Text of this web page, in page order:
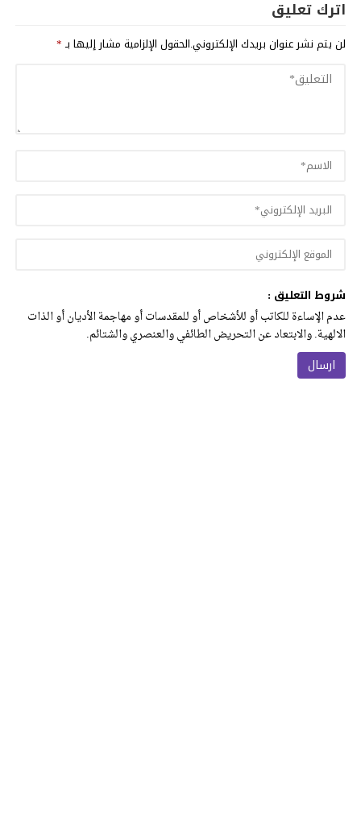
اترك تعليق
لن يتم نشر عنوان بريدك الإلكتروني.الحقول الإلزامية مشار إليها بـ*
شروط التعليق :
عدم الإساءة للكاتب أو للأشخاص أو للمقدسات أو مهاجمة الأديان أو الذات
الالهية. والابتعاد عن التحريض الطائفي والعنصري والشتائم.